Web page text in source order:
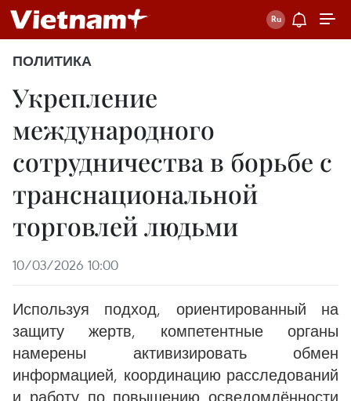
ПОЛИТИКА
Укрепление
международного
сотрудничества в борьбе с
транснациональной
торговлей людьми
10/03/2026 10:00
Используя подход, ориентированный на
защиту жертв, компетентные органы
намерены активизировать обмен
информацией, координацию расследований
и работу по повышению осведомлённости